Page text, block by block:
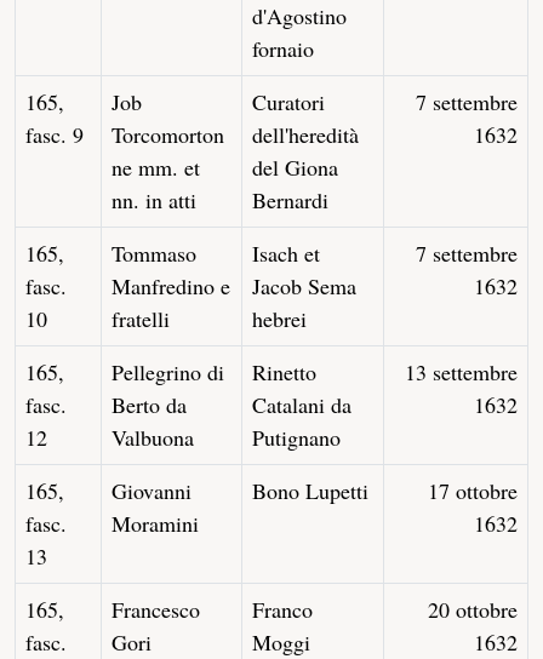
d'Agostino
fornaio
165,
fasc. 9
Job
Torcomorton
ne mm. et
nn. in atti
Curatori
dell'heredità
del Giona
Bernardi
7 settembre
1632
165,
fasc.
10
Tommaso
Manfredino e
fratelli
Isach et
Jacob Sema
hebrei
7 settembre
1632
165,
fasc.
12
Pellegrino di
Berto da
Valbuona
Rinetto
Catalani da
Putignano
13 settembre
1632
165,
fasc.
13
Giovanni
Moramini
Bono Lupetti
17 ottobre
1632
165,
fasc.
Francesco
Gori
Franco
Moggi
20 ottobre
1632